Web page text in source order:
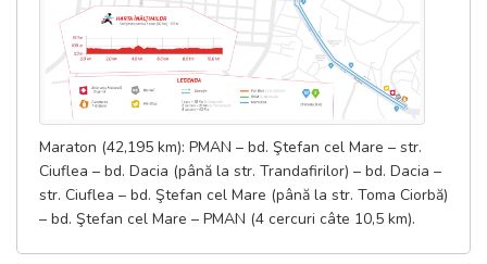
11:30 — 11:40 - Încălzire;
11:40 — 11:55 - Alinierea în clustere după vârstă și sex;
12:00 - Startul cursei KIDS RUN DAY 5-6 ani, băieți;
12:05 - Startul cursei KIDS RUN DAY 5-6 ani, fete;
12:10 - Startul cursei KIDS RUN DAY 7-8 ani, băieți;
12:20 - Startul cursei KIDS RUN DAY 7-8 ani, fete;
12:30 - Startul cursei KIDS RUN DAY 9-10 ani, băieți;
12:40 - Startul cursei KIDS RUN DAY 9-10 ani, fete;
12:50 - Startul cursei KIDS RUN DAY 11-13 ani, băieți;
13:05 - Startul cursei KIDS RUN DAY 11-13 ani, fete;
14:00 - Înmânarea premiilor la KIDS RUN DAY;
Maraton (42,195 km): PMAN – bd. Ştefan cel Mare – str.
Ciuflea – bd. Dacia (până la str. Trandafirilor) – bd. Dacia –
str. Ciuflea – bd. Ştefan cel Mare (până la str. Toma Ciorbă)
– bd. Ştefan cel Mare – PMAN (4 cercuri câte 10,5 km).